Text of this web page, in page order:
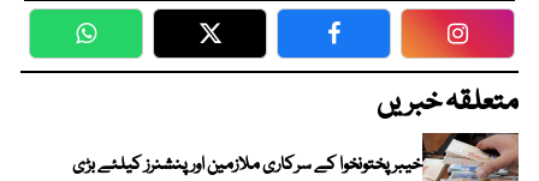
WhatsApp Twitter Facebook
متعلقہ خبریں
خیبرپختونخوا کے سرکاری ملازمین اور پنشنرز کیلئے بڑی